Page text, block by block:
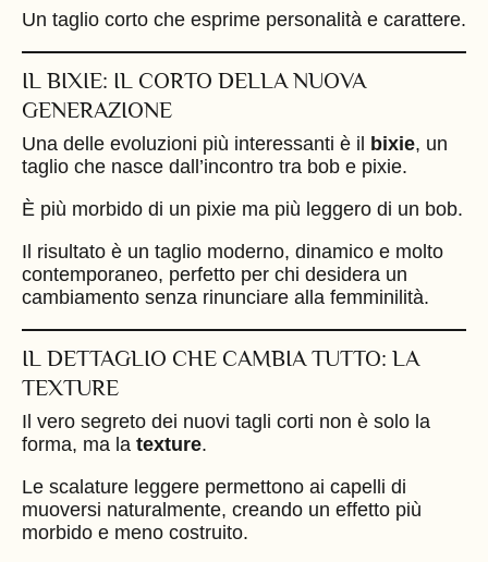
Un taglio corto che esprime personalità e carattere.
IL BIXIE: IL CORTO DELLA NUOVA
GENERAZIONE
Una delle evoluzioni più interessanti è il bixie, un
taglio che nasce dall’incontro tra bob e pixie.
È più morbido di un pixie ma più leggero di un bob.
Il risultato è un taglio moderno, dinamico e molto
contemporaneo, perfetto per chi desidera un
cambiamento senza rinunciare alla femminilità.
IL DETTAGLIO CHE CAMBIA TUTTO: LA
TEXTURE
Il vero segreto dei nuovi tagli corti non è solo la
forma, ma la texture.
Le scalature leggere permettono ai capelli di
muoversi naturalmente, creando un effetto più
morbido e meno costruito.